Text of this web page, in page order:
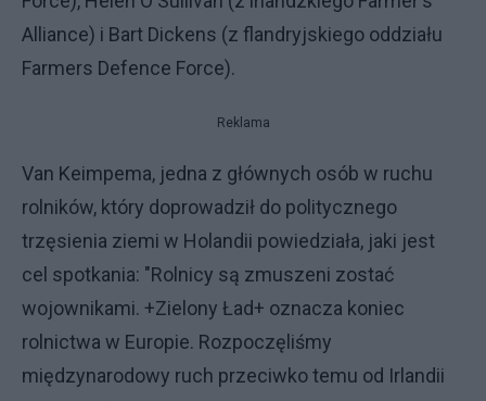
Alliance) i Bart Dickens (z flandryjskiego oddziału
Farmers Defence Force).
Reklama
Van Keimpema, jedna z głównych osób w ruchu
rolników, który doprowadził do politycznego
trzęsienia ziemi w Holandii powiedziała, jaki jest
cel spotkania: "Rolnicy są zmuszeni zostać
wojownikami. +Zielony Ład+ oznacza koniec
rolnictwa w Europie. Rozpoczęliśmy
międzynarodowy ruch przeciwko temu od Irlandii